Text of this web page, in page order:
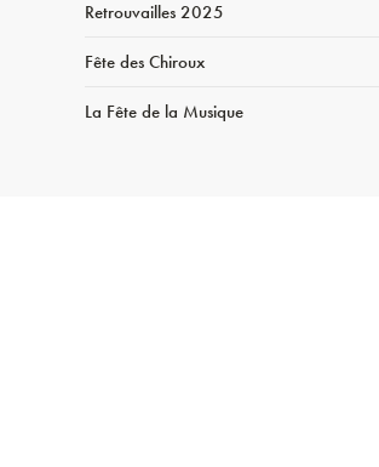
Retrouvailles 2025
Fête des Chiroux
La Fête de la Musique